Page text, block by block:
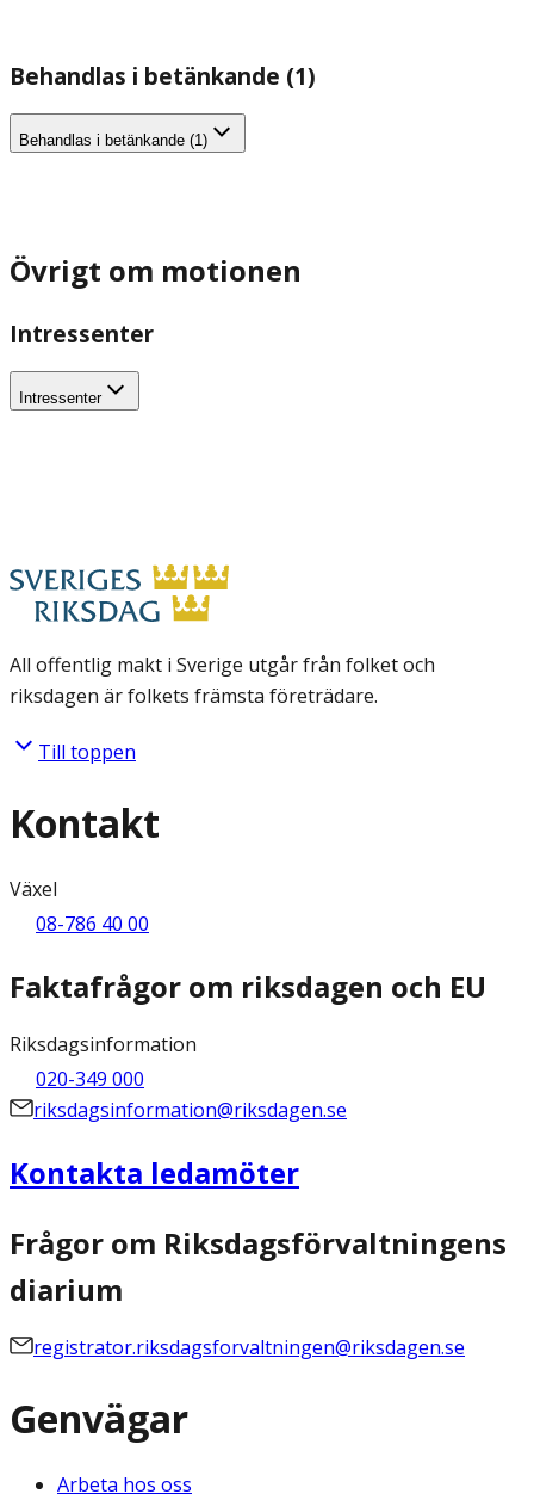
Behandlas i betänkande (1)
Behandlas i betänkande (1)
Övrigt om motionen
Intressenter
Intressenter
All offentlig makt i Sverige utgår från folket och
riksdagen är folkets främsta företrädare.
Till toppen
Kontakt
Växel
08-786 40 00
Faktafrågor om riksdagen och EU
Riksdagsinformation
020-349 000
riksdagsinformation@riksdagen.se
Kontakta ledamöter
Frågor om Riksdagsförvaltningens
diarium
registrator.riksdagsforvaltningen@riksdagen.se
Genvägar
Arbeta hos oss